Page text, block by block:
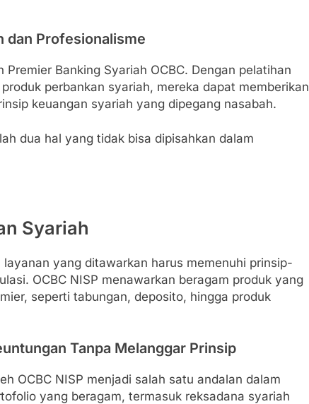
dan Profesionalisme
Banking Syariah OCBC. Dengan pelatihan
perbankan syariah, mereka dapat memberikan
keuangan syariah yang dipegang nasabah.
dua hal yang tidak bisa dipisahkan dalam
Syariah
yang ditawarkan harus memenuhi prinsip-
OCBC NISP menawarkan beragam produk yang
seperti tabungan, deposito, hingga produk
Tanpa Melanggar Prinsip
OCBC NISP menjadi salah satu andalan dalam
yang beragam, termasuk reksadana syariah